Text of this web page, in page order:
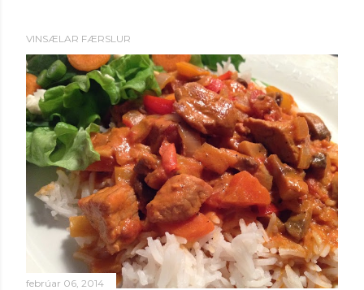
VINSÆLAR FÆRSLUR
febrúar 06, 2014